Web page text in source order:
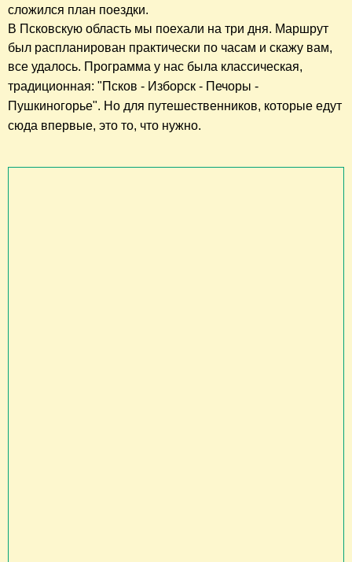
сложился план поездки.
В Псковскую область мы поехали на три дня. Маршрут
был распланирован практически по часам и скажу вам,
все удалось. Программа у нас была классическая,
традиционная: "Псков - Изборск - Печоры -
Пушкиногорье". Но для путешественников, которые едут
сюда впервые, это то, что нужно.